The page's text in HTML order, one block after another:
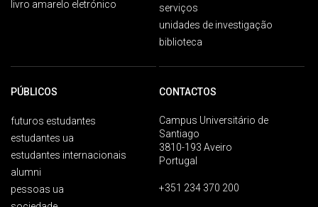
livro amarelo eletrónico
serviços
unidades de investigação
biblioteca
PÚBLICOS
futuros estudantes
estudantes ua
estudantes internacionais
alumni
pessoas ua
CONTACTOS
Campus Universitário de
Santiago
3810-193 Aveiro
Portugal
+351 234 370 200